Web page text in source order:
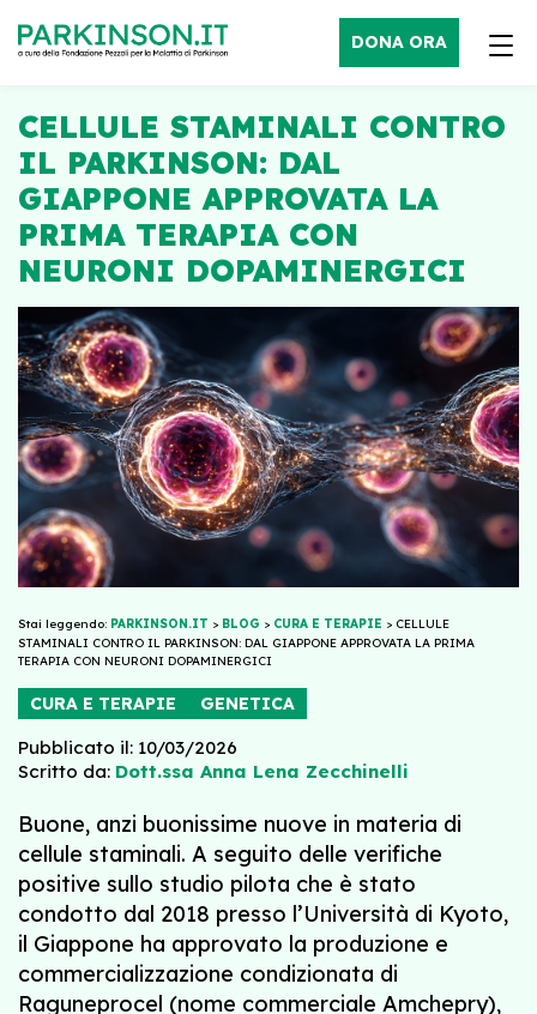
DONA ORA
CELLULE STAMINALI CONTRO
IL PARKINSON: DAL
GIAPPONE APPROVATA LA
PRIMA TERAPIA CON
NEURONI DOPAMINERGICI
Stai leggendo: PARKINSON.IT > BLOG > CURA E TERAPIE > CELLULE
STAMINALI CONTRO IL PARKINSON: DAL GIAPPONE APPROVATA LA PRIMA
TERAPIA CON NEURONI DOPAMINERGICI
CURA E TERAPIE GENETICA
Pubblicato il: 10/03/2026
Scritto da: Dott.ssa Anna Lena Zecchinelli
Buone, anzi buonissime nuove in materia di
cellule staminali. A seguito delle verifiche
positive sullo studio pilota che è stato
condotto dal 2018 presso l’Università di Kyoto,
il Giappone ha approvato la produzione e
commercializzazione condizionata di
Raguneprocel (nome commerciale Amchepry),